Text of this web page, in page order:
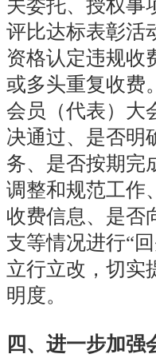
关委托、授权事
评比达标表彰活
资格认定违规收
或多头重复收费
会员（代表）大
决通过、是否明
务、是否按期完
调整和规范工作
收费信息、是否
支等情况进行“
立行立改，切实
明度。
四、进一步加强